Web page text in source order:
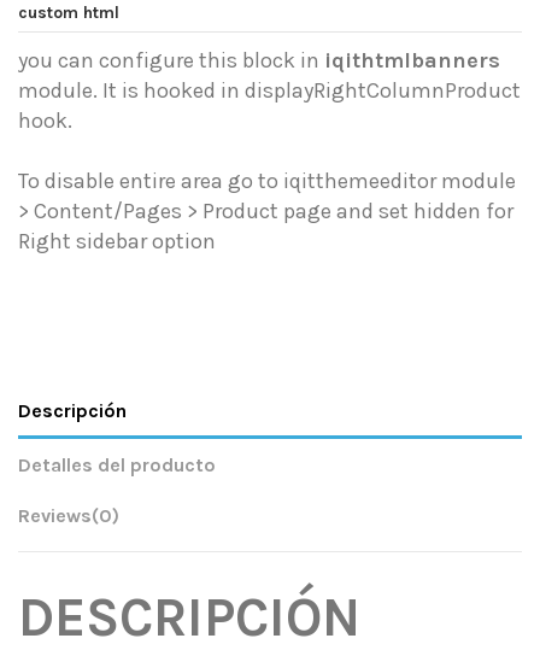
custom html
you can configure this block in iqithtmlbanners
module. It is hooked in displayRightColumnProduct
hook.
To disable entire area go to iqitthemeeditor module
> Content/Pages > Product page and set hidden for
Right sidebar option
Descripción
Detalles del producto
Reviews(0)
DESCRIPCIÓN